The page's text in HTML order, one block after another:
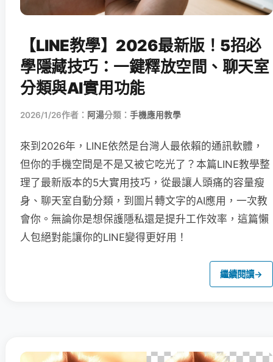
【LINE教學】2026最新版！5招必
學隱藏技巧：一鍵釋放空間、聊天室
分類與AI實用功能
2026/1/26作者： 阿湯分類： 手機應用教學
來到2026年，LINE依然是台灣人最依賴的通訊軟體，
但你的手機空間是不是又被它吃光了？本篇LINE教學整
理了最新版本的5大實用技巧，從最讓人頭痛的容量瘦
身、聊天室自動分類，到圖片轉文字的AI應用，一次教
會你。無論你是想保護隱私還是提升工作效率，這篇懶
人包絕對能讓你的LINE變得更好用！
繼續閱讀→